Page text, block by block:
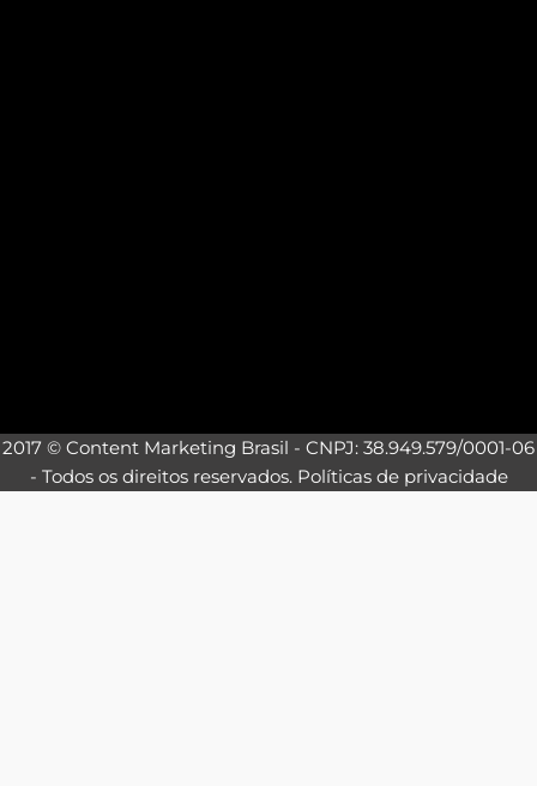
2017 © Content Marketing Brasil - CNPJ: 38.949.579/0001-06
- Todos os direitos reservados. Políticas de privacidade